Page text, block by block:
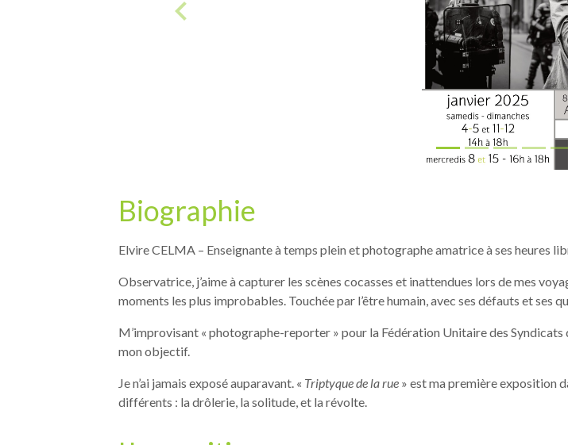
Affiche
Biographie
Elvire CELMA – Enseignante à temps plein et photographe amatrice à ses heures
Observatrice, j’aime à capturer les scènes cocasses et inattendues lors de mes
moments les plus improbables. Touchée par l’être humain, avec ses défauts et ses
M’improvisant « photographe-reporter » pour la Fédération Unitaire des Syndicats
mon objectif.
Je n’ai jamais exposé auparavant. « Triptyque de la rue » est ma première exposition
différents : la drôlerie, la solitude, et la révolte.